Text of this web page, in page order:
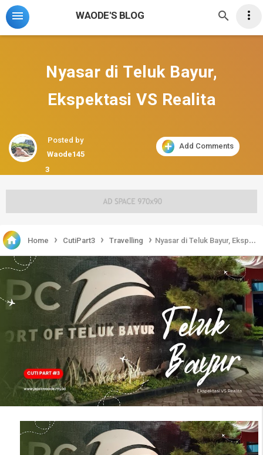
 
WAODE'S BLOG 
Nyasar di Teluk Bayur,
Ekspektasi VS Realita
Posted by
Waode145
3
Add Comments
 Home › CutiPart3 › Travelling › Nyasar di Teluk Bayur, Ekspektasi VS Realita